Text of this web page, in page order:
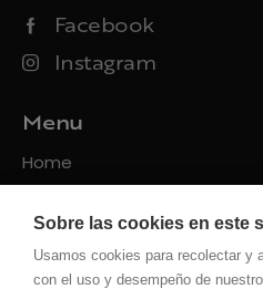
Facebook
Instagram
Menu
Home
Servicios
Contacto
Sobre las cookies en este
Usamos cookies para recolectar y
con el uso y desempeño de